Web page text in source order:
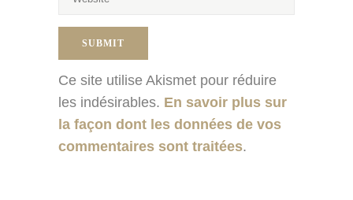
Ce site utilise Akismet pour réduire
les indésirables. En savoir plus sur
la façon dont les données de vos
commentaires sont traitées.